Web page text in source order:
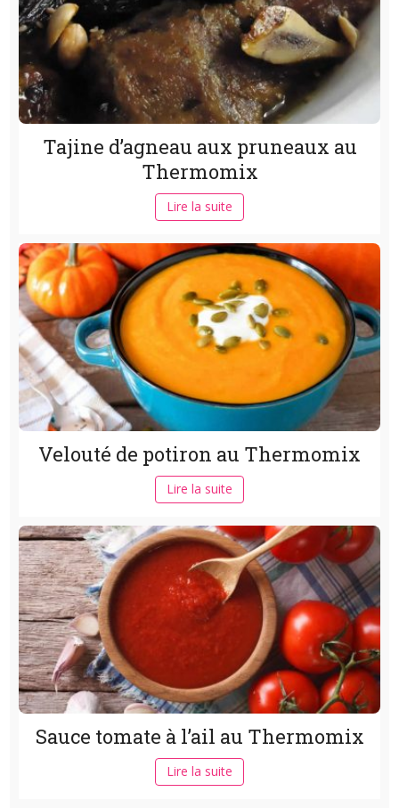
Tajine d’agneau aux pruneaux au
Thermomix
Lire la suite
Velouté de potiron au Thermomix
Lire la suite
Sauce tomate à l’ail au Thermomix
Lire la suite